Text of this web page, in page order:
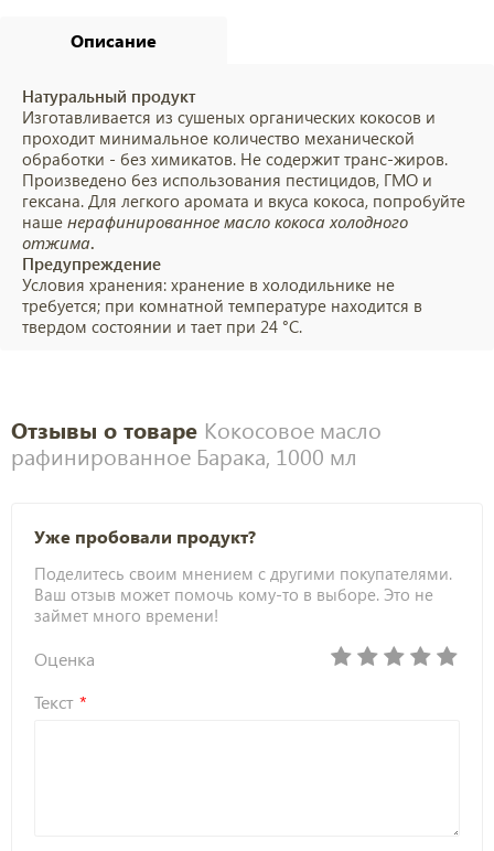
Описание
Натуральный продукт
Изготавливается из сушеных органических кокосов и
проходит минимальное количество механической
обработки - без химикатов. Не содержит транс-жиров.
Произведено без использования пестицидов, ГМО и
гексана. Для легкого аромата и вкуса кокоса, попробуйте
наше нерафинированное масло кокоса холодного
отжима.
Предупреждение
Условия хранения: хранение в холодильнике не
требуется; при комнатной температуре находится в
твердом состоянии и тает при 24 °C.
Отзывы о товаре Кокосовое масло
рафинированное Барака, 1000 мл
Уже пробовали продукт?
Поделитесь своим мнением с другими покупателями.
Ваш отзыв может помочь кому-то в выборе. Это не
займет много времени!
Оценка
Текст